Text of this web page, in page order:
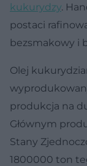
kukurydzy.
postaci
bezsmakowy i
Olej
produkcja na
Głównym
Stany
1800000 ton